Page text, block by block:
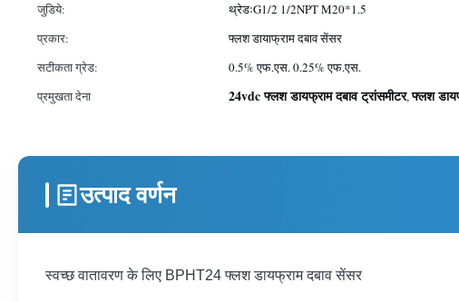
जुडिये:
थ्रेडःG1/2 1/2NPT M20*1.5
प्रकार:
फ्लश डायाफ्राम दबाव सेंसर
सटीकता ग्रेड:
0.5% एफ.एस. 0.25% एफ.एस.
प्रमुखता देना
24vdc फ्लश डायफ्राम दबाव ट्रांसमीटर,फ्लश
उत्पाद वर्णन
स्वच्छ वातावरण के लिए BPHT24 फ्लश डायफ्राम दबाव सेंसर